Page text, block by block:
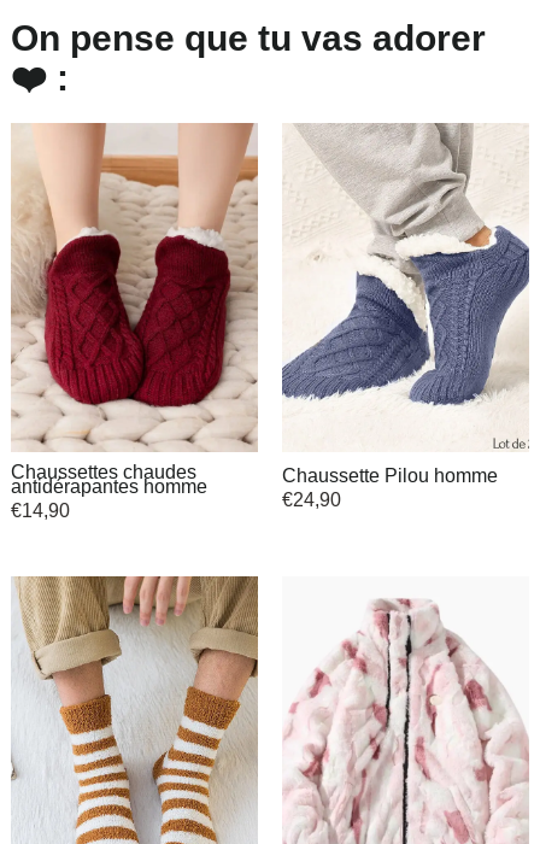
On pense que tu vas adorer
❤️ :
Chaussettes chaudes
antidérapantes homme
€14,90
Chaussette Pilou homme
€24,90